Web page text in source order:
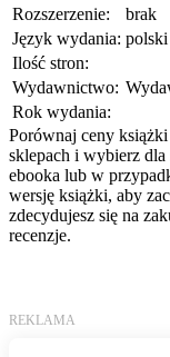
Rozszerzenie:
brak
Język wydania: polski
Ilość stron:
Wydawnictwo:
Rok wydania:
Porównaj ceny
sklepach i wybierz dla
ebooka lub w
wersję książki, aby
zdecydujesz się na
recenzje.